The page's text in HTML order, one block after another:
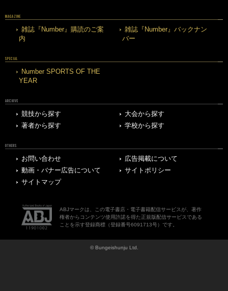
MAGAZINE
雑誌『Number』購読のご案
内
雑誌『Number』バックナン
バー
SPECIAL
Number SPORTS OF THE
YEAR
ARCHIVE
競技から探す
大会から探す
著者から探す
学校から探す
OTHERS
お問い合わせ
広告掲載について
動画・バナー広告について
サイトポリシー
サイトマップ
ABJマークは、この電子書店・電子書籍配信サービスが、著作
権者からコンテンツ使用許諾を得た正規版配信サービスである
ことを示す登録商標（登録番号6091713号）です。
© Bungeishunju Ltd.